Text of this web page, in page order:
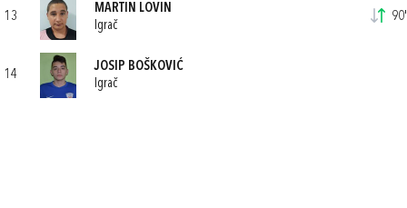
13
MARTIN LOVIN
Igrač
90'
14
JOSIP BOŠKOVIĆ
Igrač